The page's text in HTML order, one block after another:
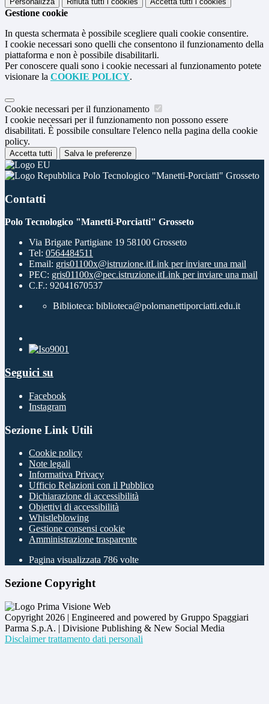
Gestione cookie
In questa schermata è possibile scegliere quali cookie consentire.
I cookie necessari sono quelli che consentono il funzionamento della
piattaforma e non è possibile disabilitarli.
Per conoscere quali sono i cookie necessari al funzionamento potete
visionare la COOKIE POLICY.
Cookie necessari per il funzionamento
I cookie necessari per il funzionamento non possono essere
disabilitati. È possibile consultare l'elenco nella pagina della cookie
policy.
Accetta tutti Salva le preferenze
Polo Tecnologico "Manetti-Porciatti" Grosseto
Contatti
Polo Tecnologico "Manetti-Porciatti" Grosseto
Via Brigate Partigiane 19 58100 Grosseto
Tel: 0564484511
Email: gris01100x@istruzione.itLink per inviare una mail
PEC: gris01100x@pec.istruzione.itLink per inviare una mail
C.F.: 92041670537
Biblioteca: biblioteca@polomanettiporciatti.edu.it
Seguici su
Facebook
Instagram
Sezione Link Utili
Cookie policy
Note legali
Informativa Privacy
Ufficio Relazioni con il Pubblico
Dichiarazione di accessibilità
Obiettivi di accessibilità
Whistleblowing
Gestione consensi cookie
Amministrazione trasparente
Pagina visualizzata 786 volte
Sezione Copyright
Copyright 2026 | Engineered and powered by Gruppo Spaggiari
Parma S.p.A. | Divisione Publishing & New Social Media
Disclaimer trattamento dati personali